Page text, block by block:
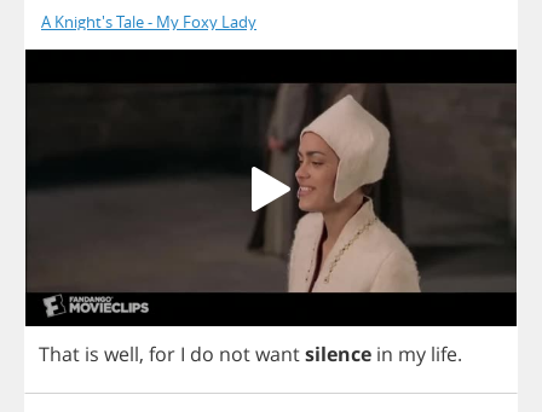
A Knight's Tale - My Foxy Lady
That is well, for I do notwantsilence in my life.